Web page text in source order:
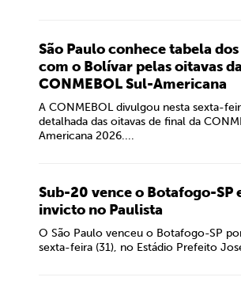
São Paulo conhece tabela
com o Bolívar pelas oitavas da
CONMEBOL Sul-Americana
A CONMEBOL divulgou nesta sexta-
detalhada das oitavas de final da
Americana 2026....
Sub-20 vence o Botafogo-SP
invicto no Paulista
O São Paulo venceu o Botafogo-SP
sexta-feira (31), no Estádio Prefeito